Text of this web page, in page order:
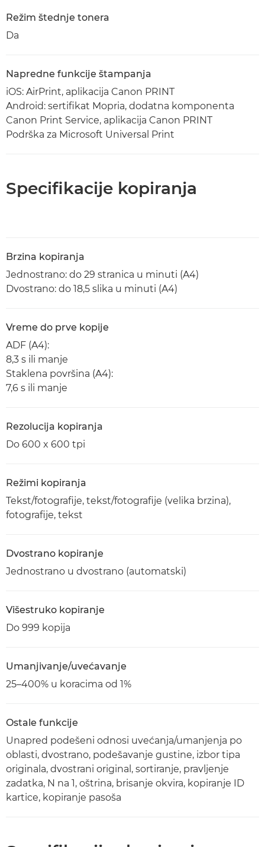
Režim štednje tonera
Da
Napredne funkcije štampanja
iOS: AirPrint, aplikacija Canon PRINT
Android: sertifikat Mopria, dodatna komponenta
Canon Print Service, aplikacija Canon PRINT
Podrška za Microsoft Universal Print
Specifikacije kopiranja
Brzina kopiranja
Jednostrano: do 29 stranica u minuti (A4)
Dvostrano: do 18,5 slika u minuti (A4)
Vreme do prve kopije
ADF (A4):
8,3 s ili manje
Staklena površina (A4):
7,6 s ili manje
Rezolucija kopiranja
Do 600 x 600 tpi
Režimi kopiranja
Tekst/fotografije, tekst/fotografije (velika brzina),
fotografije, tekst
Dvostrano kopiranje
Jednostrano u dvostrano (automatski)
Višestruko kopiranje
Do 999 kopija
Umanjivanje/uvećavanje
25–400% u koracima od 1%
Ostale funkcije
Unapred podešeni odnosi uvećanja/umanjenja po
oblasti, dvostrano, podešavanje gustine, izbor tipa
originala, dvostrani original, sortiranje, pravljenje
zadatka, N na 1, oštrina, brisanje okvira, kopiranje ID
kartice, kopiranje pasoša